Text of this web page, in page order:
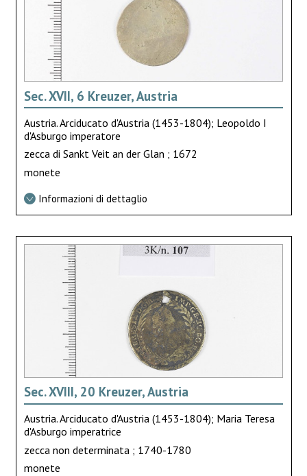
Sec. XVII, 6 Kreuzer, Austria
Austria. Arciducato d'Austria (1453-1804); Leopoldo I
d'Asburgo imperatore
zecca di Sankt Veit an der Glan ; 1672
monete
Informazioni di dettaglio
Sec. XVIII, 20 Kreuzer, Austria
Austria. Arciducato d'Austria (1453-1804); Maria Teresa
d'Asburgo imperatrice
zecca non determinata ; 1740-1780
monete